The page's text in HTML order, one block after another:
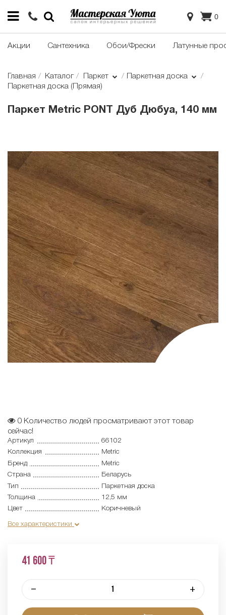
0
Акции Сантехника Обои/Фрески Латунные
Главная Каталог Паркет
Паркетная доска
Паркетная доска (Прямая)
Паркет Metric PONT Дуб Дюбуа, 140 мм
0 Количество людей просматривают этот товар
сейчас!
Артикул
66102
Коллекция
Metric
Бренд
Metric
Страна
Беларусь
Тип
Паркетная доска
Толщина
12,5 мм
Цвет
Коричневый
Все характеристики
41 600 ₸
– +